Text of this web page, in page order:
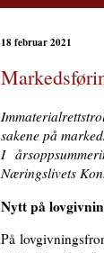
18 februar 2021
sakene på
I
Næringslivets
Nytt på
På